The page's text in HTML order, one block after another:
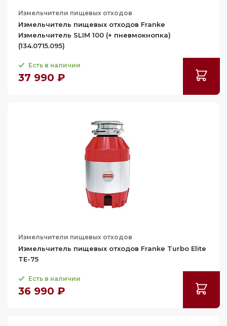
Измельчители пищевых отходов
Измельчитель пищевых отходов Franke
Измельчитель SLIM 100 (+ пневмокнопка)
(134.0715.095)
Есть в наличии
37 990 ₽
Измельчители пищевых отходов
Измельчитель пищевых отходов Franke Turbo Elite
TE-75
Есть в наличии
36 990 ₽